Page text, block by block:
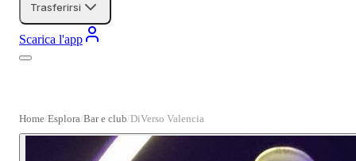
Trasferirsi
Scarica l'app
Home Esplora Bar e club DiVerso Valencia